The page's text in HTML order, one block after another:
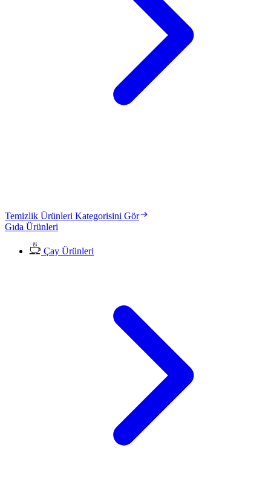
Temizlik Ürünleri Kategorisini Gör
Gıda Ürünleri
Çay Ürünleri